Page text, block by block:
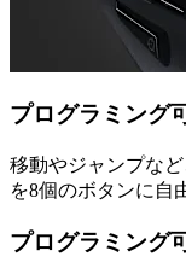
プログラミング
移動やジャンプな
を8個のボタンに自
プログラミング